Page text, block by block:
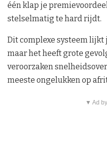
één klap je
stelselmatig te hard rijdt.
Dit complexe systeem lijkt
maar het heeft grote
veroorzaken
meeste ongelukken op
▼ Ad